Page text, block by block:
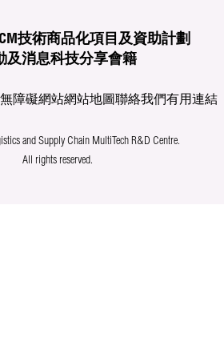
技術商品化項目及資助計劃
及消息科技分享會籍
無障礙網站網站地圖聯絡我們有用連結
and Supply Chain MultiTech R&D Centre.
All rights reserved.